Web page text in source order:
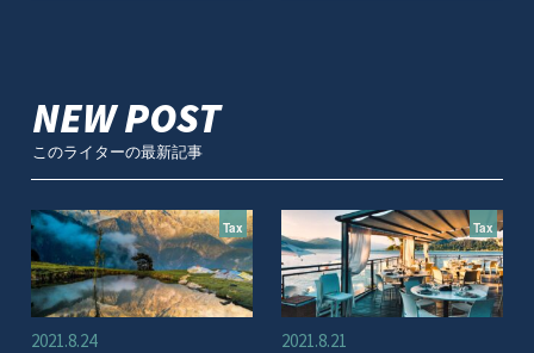
NEW POST
このライターの最新記事
Tax
2021.8.24
Tax
2021.8.21